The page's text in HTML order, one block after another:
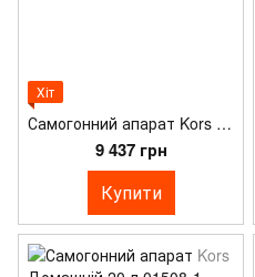
Хіт
Самогонний апарат Kors Robin 20 л
9 437 грн
Купити